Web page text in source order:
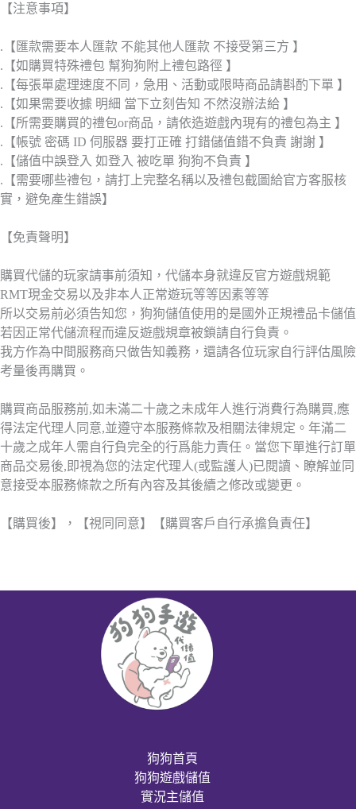
【注意事項】
.【匯款需要本人匯款 不能其他人匯款 不接受第三方 】
.【如購買特殊禮包 幫狗狗附上禮包路徑 】
.【每張單處理速度不同，急用、活動或限時商品請斟酌下單 】
.【如果需要收據 明細 當下立刻告知 不然沒辦法給 】
.【所需要購買的禮包or商品，請依造遊戲內現有的禮包為主 】
.【帳號 密碼 ID 伺服器 要打正確 打錯儲值錯不負責 謝謝 】
.【儲值中誤登入 如登入 被吃單 狗狗不負責 】
.【需要哪些禮包，請打上完整名稱以及禮包截圖給官方客服核
實，避免產生錯誤】
【免責聲明】
購買代儲的玩家請事前須知，代儲本身就違反官方遊戲規範
RMT現金交易以及非本人正常遊玩等等因素等等
所以交易前必須告知您，狗狗儲值使用的是國外正規禮品卡儲值
若因正常代儲流程而違反遊戲規章被鎖請自行負責。
我方作為中間服務商只做告知義務，還請各位玩家自行評估風險
考量後再購買。
購買商品服務前,如未滿二十歲之未成年人進行消費行為購買,應
得法定代理人同意,並遵守本服務條款及相關法律規定。年滿二
十歲之成年人需自行負完全的行爲能力責任。當您下單進行訂單
商品交易後,即視為您的法定代理人(或監護人)已閱讀、瞭解並同
意接受本服務條款之所有內容及其後續之修改或變更。
【購買後】，【視同同意】【購買客戶自行承擔負責任】
狗狗首頁
狗狗遊戲儲值
實況主儲值